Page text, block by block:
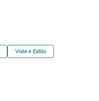
Vida e Estilo